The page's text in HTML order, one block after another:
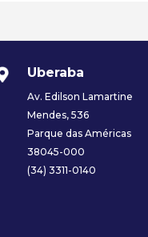
Uberaba
Av. Edilson Lamartine
Mendes, 536
Parque das Américas
38045-000
(34) 3311-0140